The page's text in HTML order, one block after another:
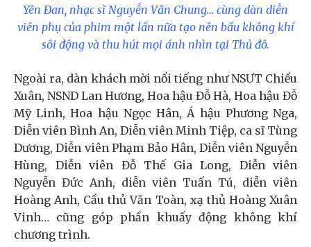
Yên Đan, nhạc sĩ Nguyễn Văn Chung… cùng dàn diễn
viên phụ của phim một lần nữa tạo nên bầu không khí
sôi động và thu hút mọi ánh nhìn tại Thủ đô.
Ngoài ra, dàn khách mời nổi tiếng như NSƯT Chiều
Xuân, NSND Lan Hương, Hoa hậu Đỗ Hà, Hoa hậu Đỗ
Mỹ Linh, Hoa hậu Ngọc Hân, Á hậu Phương Nga,
Diễn viên Bình An, Diễn viên Minh Tiệp, ca sĩ Tùng
Dương, Diễn viên Phạm Bảo Hân, Diễn viên Nguyễn
Hùng, Diễn viên Đỗ Thế Gia Long, Diễn viên
Nguyễn Đức Anh, diễn viên Tuấn Tú, diễn viên
Hoàng Anh, Cầu thủ Văn Toàn, xạ thủ Hoàng Xuân
Vinh… cũng góp phần khuấy động không khí
chương trình.